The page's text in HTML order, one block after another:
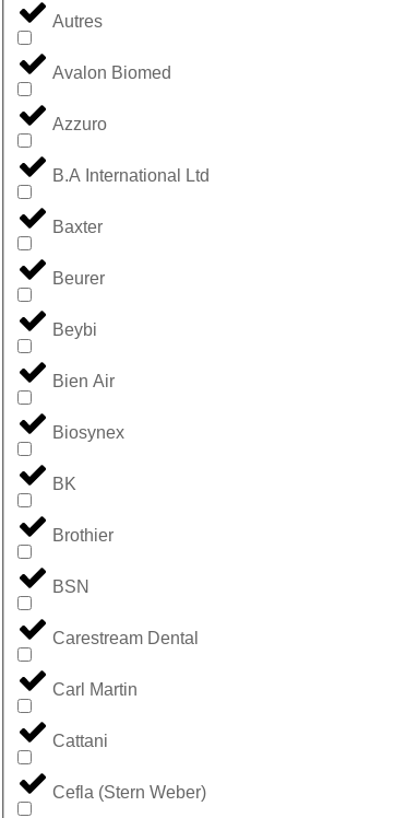
Autres
Avalon Biomed
Azzuro
B.A International Ltd
Baxter
Beurer
Beybi
Bien Air
Biosynex
BK
Brothier
BSN
Carestream Dental
Carl Martin
Cattani
Cefla (Stern Weber)